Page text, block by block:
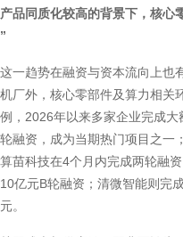
产品同质化较高的背景下，核心
”
这一趋势在融资与资本流向上也
机厂外，核心零部件及算力相关
例，2026年以来多家企业完成
轮融资，成为当期热门项目之
算苗科技在4个月内完成两轮融
10亿元B轮融资；清微智能则完
元。